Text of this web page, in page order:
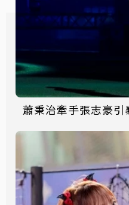
蕭秉治牽手張志豪引